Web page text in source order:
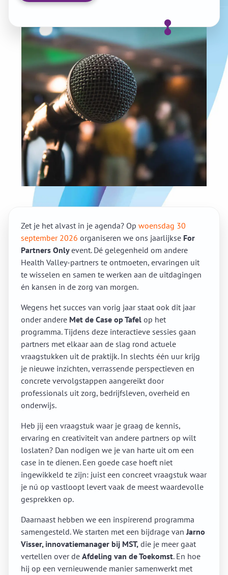
Zet je het alvast in je agenda? Op woensdag 30
september 2026 organiseren we ons jaarlijkse For
Partners Onlyevent. Dé gelegenheid om andere
Health Valley-partners te ontmoeten, ervaringen uit
te wisselen en samen te werken aan de uitdagingen
én kansen in de zorg van morgen.
Wegens het succes van vorig jaar staat ook dit jaar
onder andere Met de Case op Tafel op het
programma. Tijdens deze interactieve sessies gaan
partners met elkaar aan de slag rond actuele
vraagstukken uit de praktijk. In slechts één uur krijg
je nieuwe inzichten, verrassende perspectieven en
concrete vervolgstappen aangereikt door
professionals uit zorg, bedrijfsleven, overheid en
onderwijs.
Heb jij een vraagstuk waar je graag de kennis,
ervaring en creativiteit van andere partners op wilt
loslaten? Dan nodigen we je van harte uit om een
case in te dienen. Een goede case hoeft niet
ingewikkeld te zijn: juist een concreet vraagstuk waar
je nú op vastloopt levert vaak de meest waardevolle
gesprekken op.
Daarnaast hebben we een inspirerend programma
samengesteld. We starten met een bijdrage vanJarno
Visser, innovatiemanager bij MST, die je meer gaat
vertellen over de Afdeling van de Toekomst. En hoe
hij op een vernieuwende manier samenwerkt met